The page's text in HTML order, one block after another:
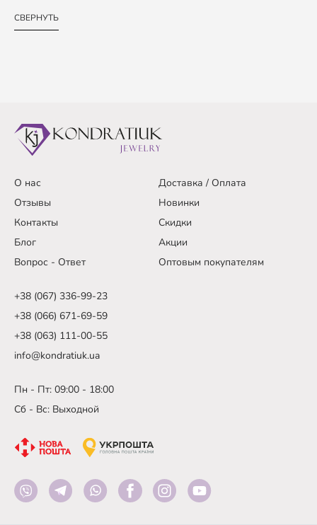
СВЕРНУТЬ
О нас
Доставка / Оплата
Отзывы
Новинки
Контакты
Скидки
Блог
Акции
Вопрос - Ответ
Оптовым покупателям
+38 (067) 336-99-23
+38 (066) 671-69-59
+38 (063) 111-00-55
info@kondratiuk.ua
Пн - Пт: 09:00 - 18:00
Сб - Вс: Выходной